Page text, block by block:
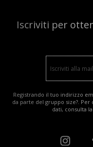
Iscriviti per
Registrando il tuo indirizzo
da parte del gruppo size?.
dati, consulta